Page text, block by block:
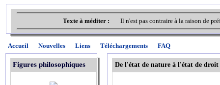
Texte à méditer : Il n'est pas contraire à la raison de
Accueil Nouvelles Liens Téléchargements FAQ
Figures philosophiques De l'état de nature à l'état de droit